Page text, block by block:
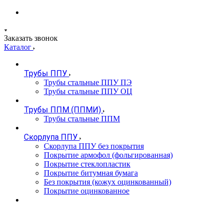
Заказать звонок
Каталог
Трубы ППУ
Трубы стальные ППУ ПЭ
Трубы стальные ППУ ОЦ
Трубы ППМ (ППМИ)
Трубы стальные ППМ
Скорлупа ППУ
Скорлупа ППУ без покрытия
Покрытие армофол (фольгированная)
Покрытие стеклопластик
Покрытие битумная бумага
Без покрытия (кожух оцинкованный)
Покрытие оцинкованное